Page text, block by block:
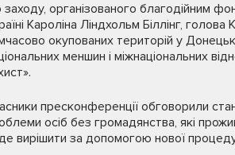
організованого благодійним
Кароліна Ліндхольм Біллінг,
окупованих територій у
меншин і міжнаціональних
пресконференції обговорили
осіб без громадянства, які
вирішити за допомогою нової